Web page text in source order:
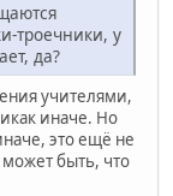
троечники, у
да?
учителями,
иначе. Но
это ещё не
быть, что